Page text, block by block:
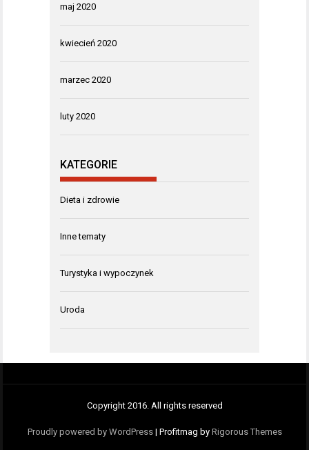
maj 2020
kwiecień 2020
marzec 2020
luty 2020
KATEGORIE
Dieta i zdrowie
Inne tematy
Turystyka i wypoczynek
Uroda
Copyright 2016. All rights reserved
Proudly powered by WordPress | Profitmag by Rigorous Themes